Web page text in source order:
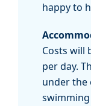
happy to
Costs will
per day.
under the